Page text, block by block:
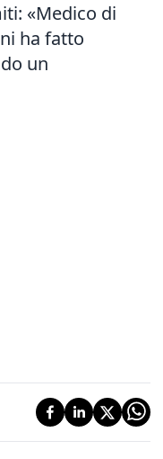
«Medico di
ha fatto
un